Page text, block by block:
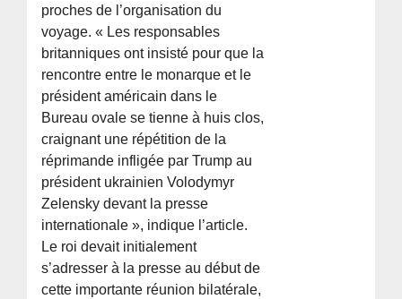
proches de l’organisation du
voyage. « Les responsables
britanniques ont insisté pour que la
rencontre entre le monarque et le
président américain dans le
Bureau ovale se tienne à huis clos,
craignant une répétition de la
réprimande infligée par Trump au
président ukrainien Volodymyr
Zelensky devant la presse
internationale », indique l’article.
Le roi devait initialement
s’adresser à la presse au début de
cette importante réunion bilatérale,